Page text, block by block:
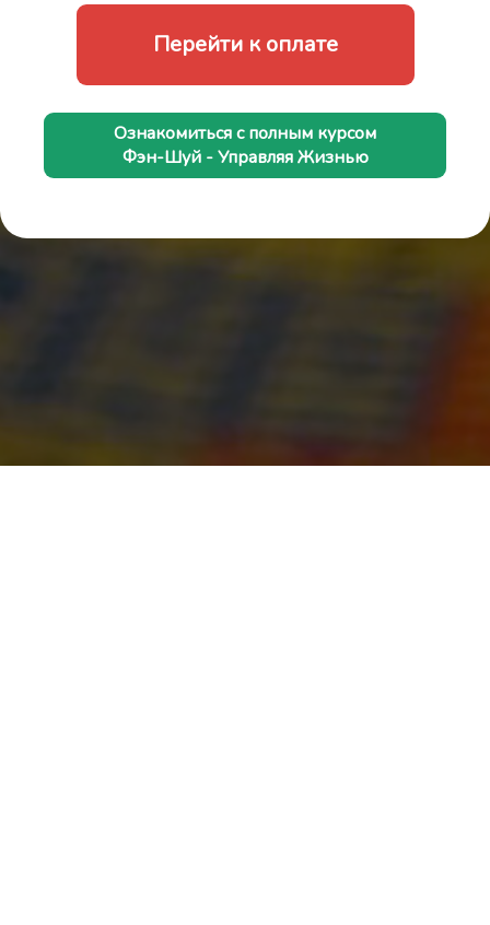
Перейти к оплате
Ознакомиться с полным курсом
Фэн-Шуй - Управляя Жизнью